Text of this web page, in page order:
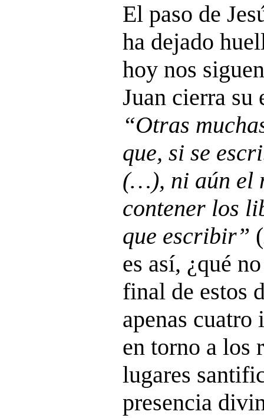
El paso de
ha dejado
hoy nos
Juan cierra
“Otras
que, si se
(…), ni aún el
contener los
que escribir” (
es así, ¿qué
final de estos
apenas cuatro
en torno a los
lugares
presencia